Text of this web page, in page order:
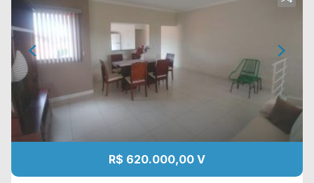
R$ 620.000,00 V